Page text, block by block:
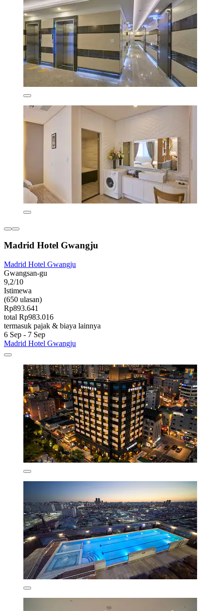
Madrid Hotel Gwangju
Madrid Hotel Gwangju
Gwangsan-gu
9,2/10
Istimewa
(650 ulasan)
Rp893.641
total Rp983.016
termasuk pajak & biaya lainnya
6 Sep - 7 Sep
Madrid Hotel Gwangju